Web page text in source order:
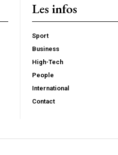
Les infos
Sport
Business
High-Tech
People
International
Contact